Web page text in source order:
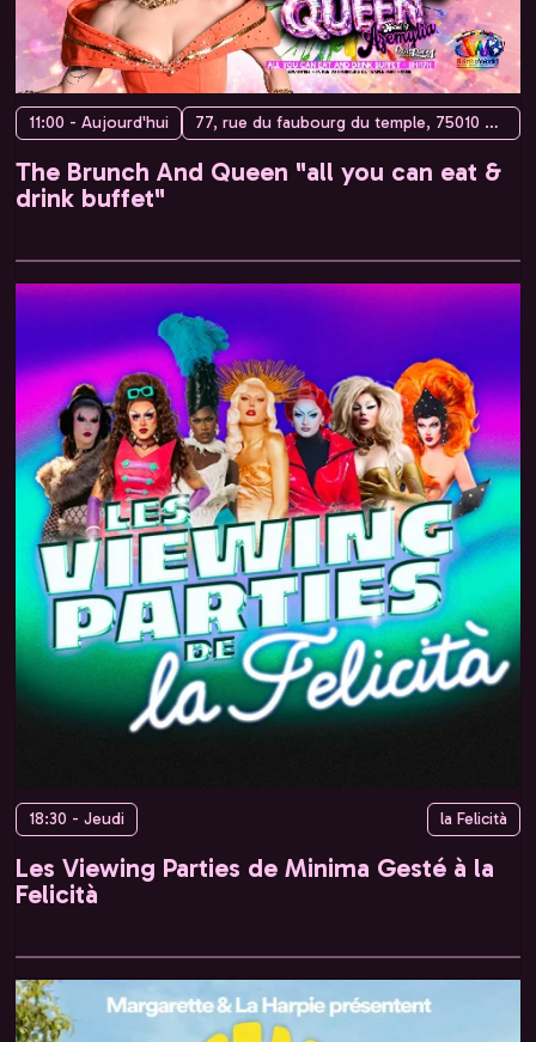
11:00 - Aujourd'hui 77, rue du faubourg du temple, 75010 Paris, France
The Brunch And Queen "all you can eat &
drink buffet"
18:30 - Jeudi la Felicità
Les Viewing Parties de Minima Gesté à la
Felicità